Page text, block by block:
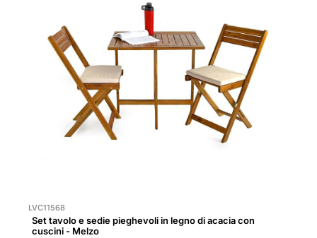
LVC11568
Set tavolo e sedie pieghevoli in legno di acacia con
cuscini - Melzo